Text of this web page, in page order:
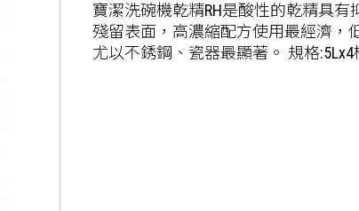
寶潔洗碗機乾精RH是酸性的乾精具
殘留表面，高濃縮配方使用最經濟，
尤以不銹鋼、瓷器最顯著。 規格